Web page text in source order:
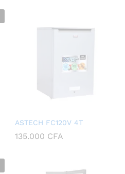
ASTECH FC120V 4T
135.000 CFA